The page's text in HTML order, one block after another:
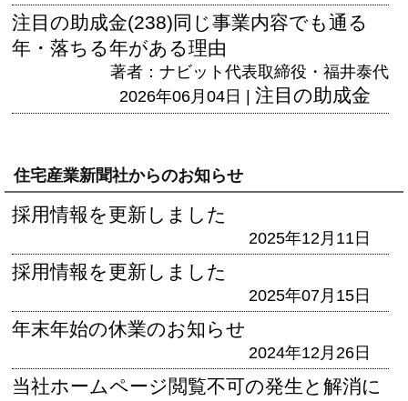
注目の助成金(238)同じ事業内容でも通る
年・落ちる年がある理由
著者：ナビット代表取締役・福井泰代
2026年06月04日 | 注目の助成金
住宅産業新聞社からのお知らせ
採用情報を更新しました
2025年12月11日
採用情報を更新しました
2025年07月15日
年末年始の休業のお知らせ
2024年12月26日
当社ホームページ閲覧不可の発生と解消に